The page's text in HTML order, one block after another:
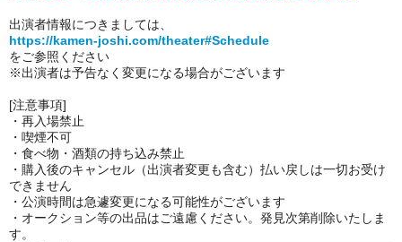
出演者情報につきましては、
https://kamen-joshi.com/theater#Schedule
をご参照ください
※出演者は予告なく変更になる場合がございます
[注意事項]
・再入場禁止
・喫煙不可
・食べ物・酒類の持ち込み禁止
・購入後のキャンセル（出演者変更も含む）払い戻しは一切お受け
できません
・公演時間は急遽変更になる可能性がございます
・オークション等の出品はご遠慮ください。発見次第削除いたしま
す。